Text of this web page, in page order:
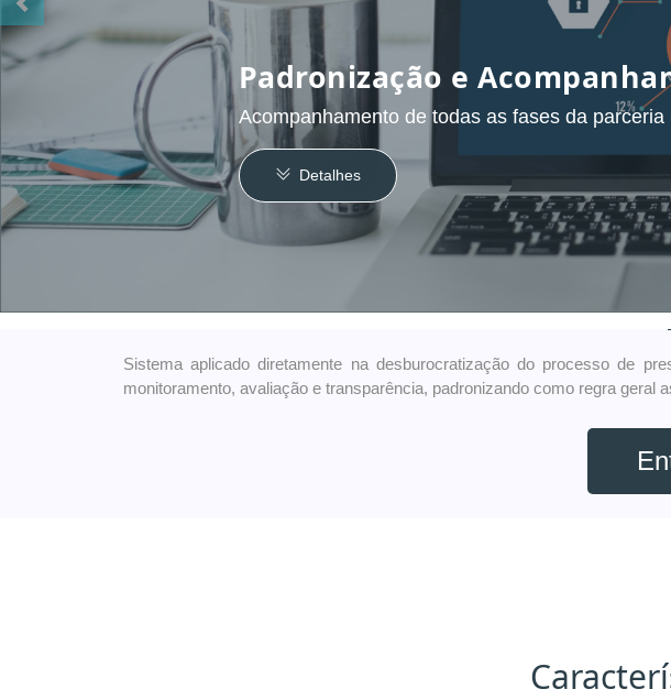
Gestão de Recursos Repassados
Detalhes
Anterior
Sistema aplicado diretamente na desburocratização do processo de
monitoramento, avaliação e transparência, padronizando como regra